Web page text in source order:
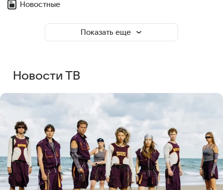
Новостные
Показать еще
Новости ТВ